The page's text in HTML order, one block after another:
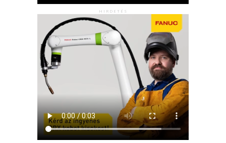
HIRDETÉS